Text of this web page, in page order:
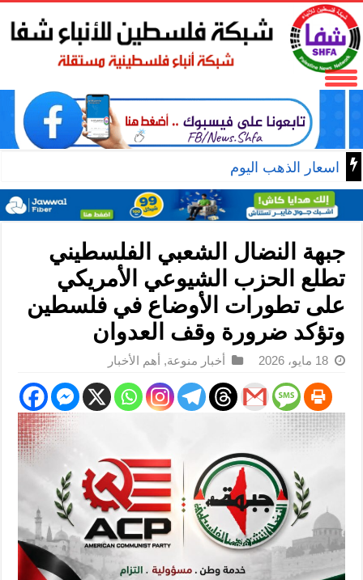
اسعار الذهب اليوم
جبهة النضال الشعبي الفلسطيني
تطلع الحزب الشيوعي الأمريكي
على تطورات الأوضاع في فلسطين
وتؤكد ضرورة وقف العدوان
18 مايو، 2026 أخبار منوعة, أهم الأخبار